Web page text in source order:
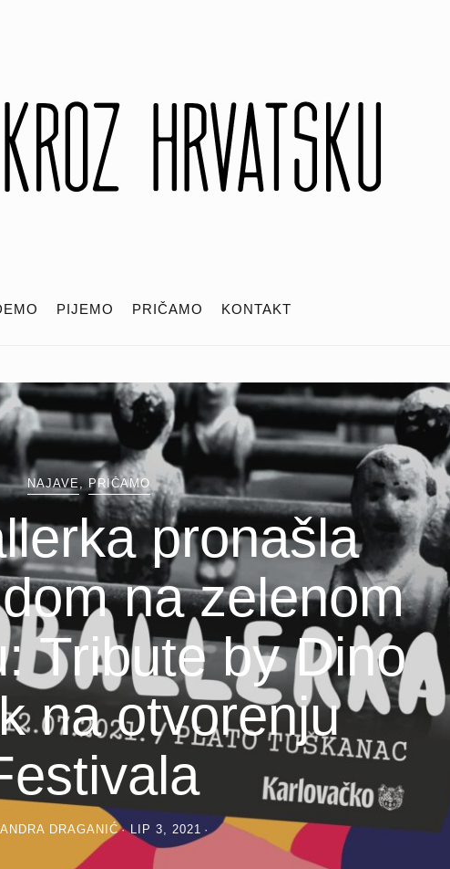
PIJEMO PRIČAMO KONTAKT
NAJAVE, PRIČAMO
pronašla
na zelenom
Tribute by Dino
na otvorenju
DRAGANIĆ LIP 3, 2021